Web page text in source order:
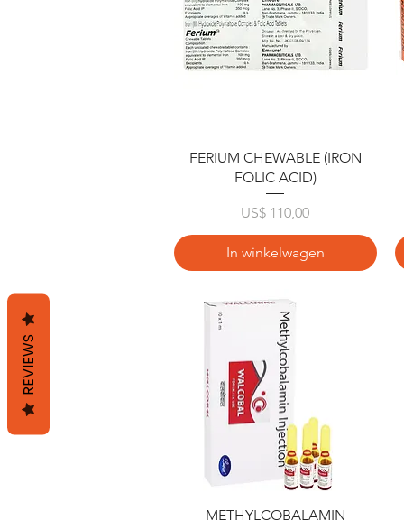
Snel overzicht
FERIUM CHEWABLE (IRON
FOLIC ACID)
Prijs
US$ 110,00
In winkelwagen
Snel overzicht
METHYLCOBALAMIN
REVIEWS